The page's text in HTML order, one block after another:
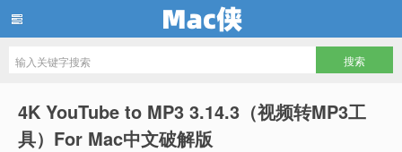
4K YouTube to MP3 3.14.3（视频转MP3工
具）For Mac中文破解版